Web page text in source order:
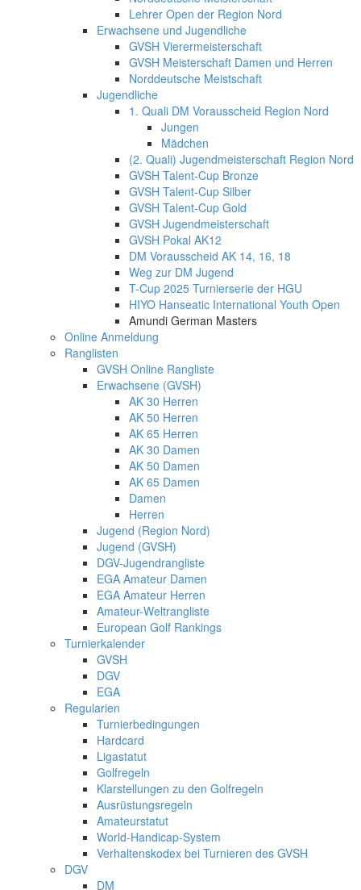
Lehrer Open der Region Nord
Erwachsene und Jugendliche
GVSH Vierermeisterschaft
GVSH Meisterschaft Damen und Herren
Norddeutsche Meistschaft
Jugendliche
1. Quali DM Vorausscheid Region Nord
Jungen
Mädchen
(2. Quali) Jugendmeisterschaft Region Nord
GVSH Talent-Cup Bronze
GVSH Talent-Cup Silber
GVSH Talent-Cup Gold
GVSH Jugendmeisterschaft
GVSH Pokal AK12
DM Vorausscheid AK 14, 16, 18
Weg zur DM Jugend
T-Cup 2025 Turnierserie der HGU
HIYO Hanseatic International Youth Open
Amundi German Masters
Online Anmeldung
Ranglisten
GVSH Online Rangliste
Erwachsene (GVSH)
AK 30 Herren
AK 50 Herren
AK 65 Herren
AK 30 Damen
AK 50 Damen
AK 65 Damen
Damen
Herren
Jugend (Region Nord)
Jugend (GVSH)
DGV-Jugendrangliste
EGA Amateur Damen
EGA Amateur Herren
Amateur-Weltrangliste
European Golf Rankings
Turnierkalender
GVSH
DGV
EGA
Regularien
Turnierbedingungen
Hardcard
Ligastatut
Golfregeln
Klarstellungen zu den Golfregeln
Ausrüstungsregeln
Amateurstatut
World-Handicap-System
Verhaltenskodex bei Turnieren des GVSH
DGV
DM